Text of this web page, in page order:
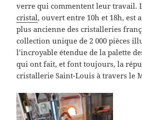
verre qui commentent leur travail.
cristal, ouvert entre 10h et 18h, est
plus ancienne des cristalleries
collection unique de 2 000 pièces
l’incroyable étendue de la palette
qui ont fait, et font toujours, la
cristallerie Saint-Louis à travers le